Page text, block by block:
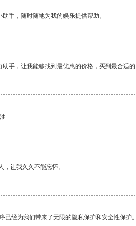
手，随时随地为我的娱乐提供帮助。
手，让我能够找到最优惠的价格，买到最合适的
让我久久不能忘怀。
已经为我们带来了无限的隐私保护和安全性保护。